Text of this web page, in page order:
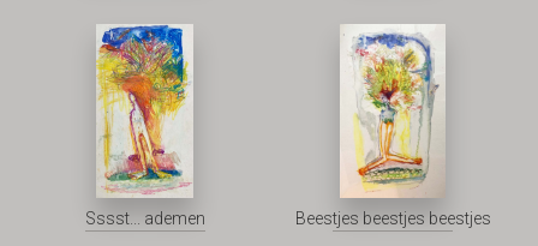
Sssst... ademen Beestjes beestjes beestjes